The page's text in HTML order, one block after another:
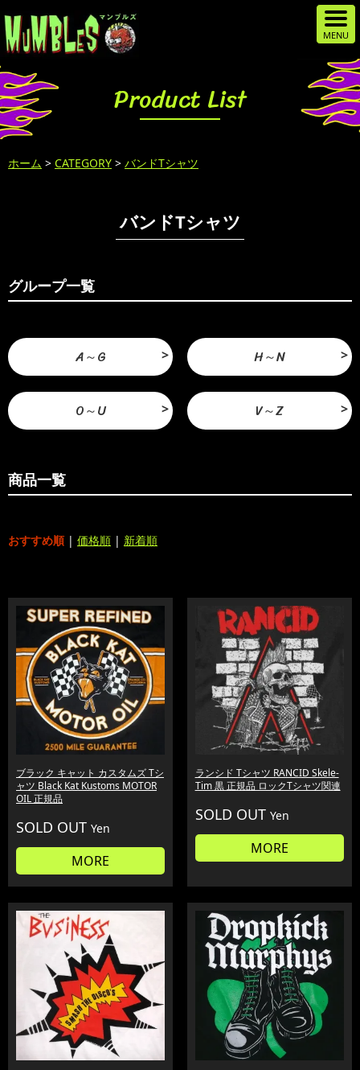
Product List
ホーム > CATEGORY > バンドTシャツ
バンドTシャツ
グループ一覧
A～G H～N
O～U V～Z
商品一覧
おすすめ順 | 価格順 | 新着順
ブラック キャット カスタムズ Tシ
ャツ Black Kat Kustoms MOTOR
OIL 正規品
SOLD OUT Yen
MORE
ランシド Tシャツ RANCID Skele-
Tim 黒 正規品 ロックTシャツ関連
SOLD OUT Yen
MORE